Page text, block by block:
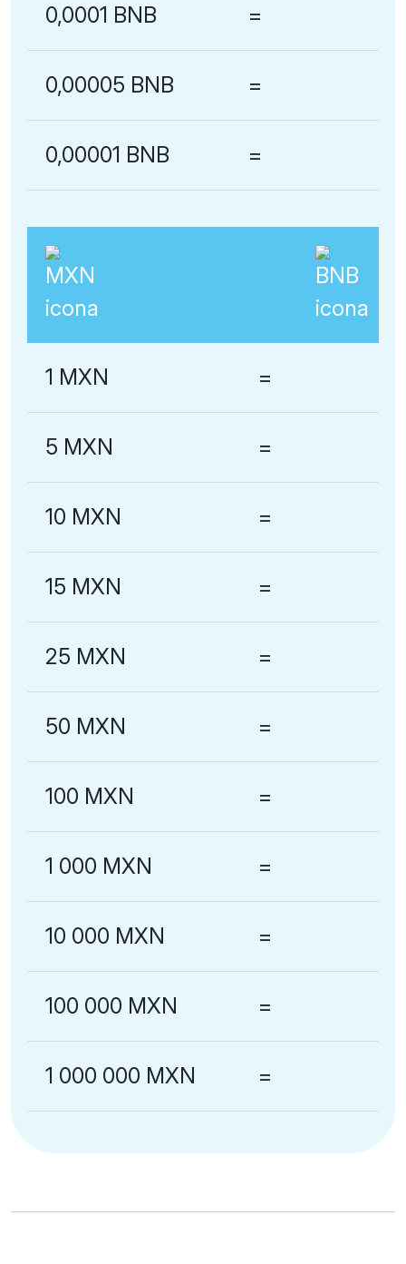
0,0001 BNB =
0,00005 BNB =
0,00001 BNB =
1 MXN =
5 MXN =
10 MXN =
15 MXN =
25 MXN =
50 MXN =
100 MXN =
1 000 MXN =
10 000 MXN =
100 000 MXN =
1 000 000 MXN =